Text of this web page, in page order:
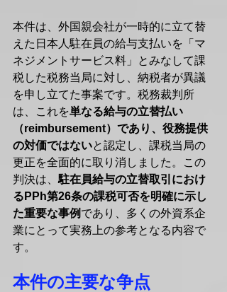
本件は、外国親会社が一時的に立て替
えた日本人駐在員の給与支払いを「マ
ネジメントサービス料」とみなして課
税した税務当局に対し、納税者が異議
を申し立てた事案です。税務裁判所
は、これを単なる給与の立替払い
（reimbursement）であり、役務提供
の対価ではないと認定し、課税当局の
更正を全面的に取り消しました。この
判決は、 駐在員給与の立替取引におけ
るPPh第26条の課税可否を明確に示し
た重要な事例 であり、多くの外資系企
業にとって実務上の参考となる内容で
す。
本件の主要な争点